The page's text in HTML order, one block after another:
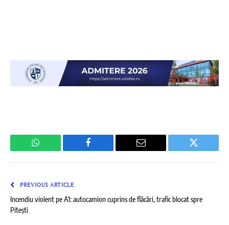
WhatsApp Facebook Email Twitter
PREVIOUS ARTICLE
Incendiu violent pe A1: autocamion cuprins de flăcări, trafic blocat spre
Pitești